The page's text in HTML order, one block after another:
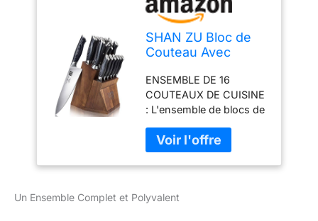
SHAN ZU Bloc de
Couteau Avec
Cuisine, 16 Pcs
Ensemble de
Couteax Chef en
Acier Inoxydable
Japonais Avec Bloc
Amovible et
PoignéE
Série Genbu
ENSEMBLE DE 16
COUTEAUX DE CUISINE
: L'ensemble de blocs de
couteau de chef de 20,3
cm, un couteau Santoku
de 17,8 cm, un couteau à
couteau à trancher de
Un Ensemble Complet et Polyvalent